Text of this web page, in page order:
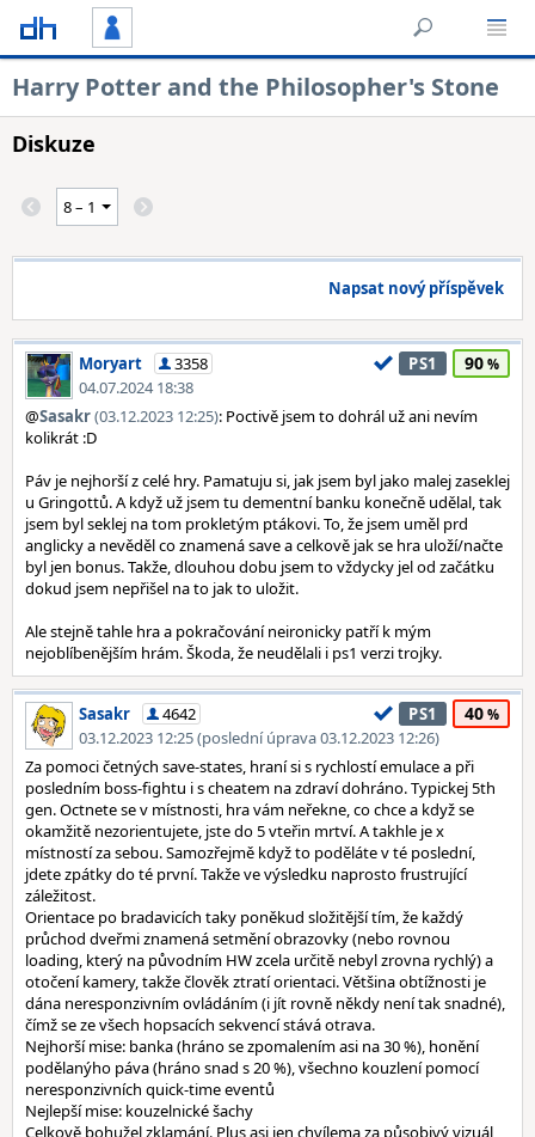
Harry Potter and the Philosopher's Stone
Diskuze
Napsat nový příspěvek
Moryart
3358
04.07.2024 18:38
PS1 90
@Sasakr(03.12.2023 12:25): Poctivě jsem to dohrál už ani nevím
kolikrát :D
Páv je nejhorší z celé hry. Pamatuju si, jak jsem byl jako malej zaseklej
u Gringottů. A když už jsem tu dementní banku konečně udělal, tak
jsem byl seklej na tom prokletým ptákovi. To, že jsem uměl prd
anglicky a nevěděl co znamená save a celkově jak se hra uloží/načte
byl jen bonus. Takže, dlouhou dobu jsem to vždycky jel od začátku
dokud jsem nepřišel na to jak to uložit.
Ale stejně tahle hra a pokračování neironicky patří k mým
nejoblíbenějším hrám. Škoda, že neudělali i ps1 verzi trojky.
Sasakr
4642
03.12.2023 12:25 (poslední úprava 03.12.2023 12:26)
PS1 40
Za pomoci četných save-states, hraní si s rychlostí emulace a při
posledním boss-fightu i s cheatem na zdraví dohráno. Typickej 5th
gen. Octnete se v místnosti, hra vám neřekne, co chce a když se
okamžitě nezorientujete, jste do 5 vteřin mrtví. A takhle je x
místností za sebou. Samozřejmě když to poděláte v té poslední,
jdete zpátky do té první. Takže ve výsledku naprosto frustrující
záležitost.
Orientace po bradavicích taky poněkud složitější tím, že každý
průchod dveřmi znamená setmění obrazovky (nebo rovnou
loading, který na původním HW zcela určitě nebyl zrovna rychlý) a
otočení kamery, takže člověk ztratí orientaci. Většina obtížnosti je
dána neresponzivním ovládáním (i jít rovně někdy není tak snadné),
čímž se ze všech hopsacích sekvencí stává otrava.
Nejhorší mise: banka (hráno se zpomalením asi na 30 %), honění
podělanýho páva (hráno snad s 20 %), všechno kouzlení pomocí
neresponzivních quick-time eventů
Nejlepší mise: kouzelnické šachy
Celkově bohužel zklamání. Plus asi jen chvílema za působivý vizuál